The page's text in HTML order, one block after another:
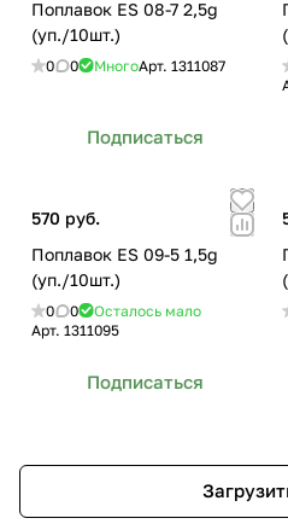
Поплавок ES 08-7 2,5g
(уп./10шт.)
0 0 МногоАрт. 1311087
Подписаться
570 руб.
Поплавок ES 09-5 1,5g
(уп./10шт.)
0 0
Осталось мало
Арт. 1311095
Подписаться